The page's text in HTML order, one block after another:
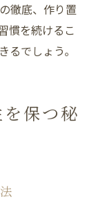
徹底、作り置
慣を続けるこ
るでしょう。
保つ秘